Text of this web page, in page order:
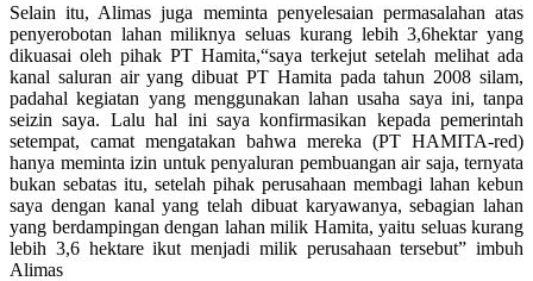
Selain itu, Alimas juga meminta penyelesaian permasalahan atas
penyerobotan lahan miliknya seluas kurang lebih 3,6hektar yang
dikuasai oleh pihak PT Hamita,“saya terkejut setelah melihat ada
kanal saluran air yang dibuat PT Hamita pada tahun 2008 silam,
padahal kegiatan yang menggunakan lahan usaha saya ini, tanpa
seizin saya. Lalu hal ini saya konfirmasikan kepada pemerintah
setempat, camat mengatakan bahwa mereka (PT HAMITA-red)
hanya meminta izin untuk penyaluran pembuangan air saja, ternyata
bukan sebatas itu, setelah pihak perusahaan membagi lahan kebun
saya dengan kanal yang telah dibuat karyawanya, sebagian lahan
yang berdampingan dengan lahan milik Hamita, yaitu seluas kurang
lebih 3,6 hektare ikut menjadi milik perusahaan tersebut” imbuh
Alimas